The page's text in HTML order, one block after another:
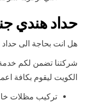
حداد هندي
هل انت بحاجة الى
شركتنا تضمن لكم
الكويت ليقوم بكافة
تركيب مظلات